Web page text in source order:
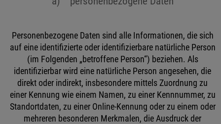
Personenbezogene Daten sind alle Informationen, die sich
auf eine identifizierte oder identifizierbare natürliche Person
(im Folgenden „betroffene Person“) beziehen. Als
identifizierbar wird eine natürliche Person angesehen, die
direkt oder indirekt, insbesondere mittels Zuordnung zu
einer Kennung wie einem Namen, zu einer Kennnummer, zu
Standortdaten, zu einer Online-Kennung oder zu einem oder
mehreren besonderen Merkmalen, die Ausdruck der